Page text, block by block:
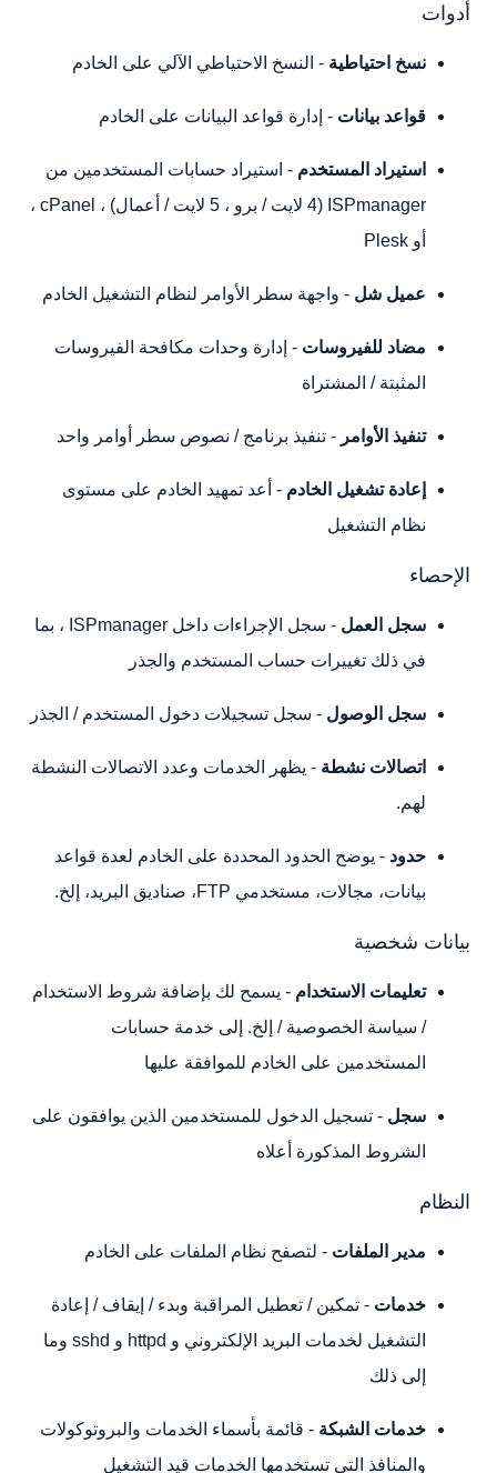
أدوات
نسخ احتياطية - النسخ الاحتياطي الآلي على الخادم
قواعد بيانات - إدارة قواعد البيانات على الخادم
استيراد المستخدم - استيراد حسابات المستخدمين من
ISPmanager (4 لايت / برو ، 5 لايت / أعمال) ، cPanel ،
أو Plesk
عميل شل - واجهة سطر الأوامر لنظام التشغيل الخادم
مضاد للفيروسات - إدارة وحدات مكافحة الفيروسات
المثبتة / المشتراة
تنفيذ الأوامر - تنفيذ برنامج / نصوص سطر أوامر واحد
إعادة تشغيل الخادم - أعد تمهيد الخادم على مستوى
نظام التشغيل
الإحصاء
سجل العمل
- سجل الإجراءات داخل ISPmanager ، بما
في ذلك تغييرات حساب المستخدم والجذر
سجل الوصول - سجل تسجيلات دخول المستخدم / الجذر
اتصالات نشطة - يظهر الخدمات وعدد الاتصالات النشطة
لهم.
حدود - يوضح الحدود المحددة على الخادم لعدة قواعد
بيانات، مجالات، مستخدمي FTP، صناديق البريد، إلخ.
بيانات شخصية
تعليمات الاستخدام - يسمح لك بإضافة شروط الاستخدام
/ سياسة الخصوصية / إلخ. إلى خدمة حسابات
المستخدمين على الخادم للموافقة عليها
سجل - تسجيل الدخول للمستخدمين الذين يوافقون على
الشروط المذكورة أعلاه
النظام
مدير الملفات - لتصفح نظام الملفات على الخادم
خدمات - تمكين / تعطيل المراقبة وبدء / إيقاف / إعادة
التشغيل لخدمات البريد الإلكتروني و httpd و sshd وما
إلى ذلك
خدمات الشبكة - قائمة بأسماء الخدمات والبروتوكولات
والمنافذ التي تستخدمها الخدمات قيد التشغيل